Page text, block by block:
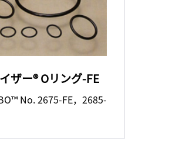
ザー® Oリング-FE
No. 2675-FE，2685-